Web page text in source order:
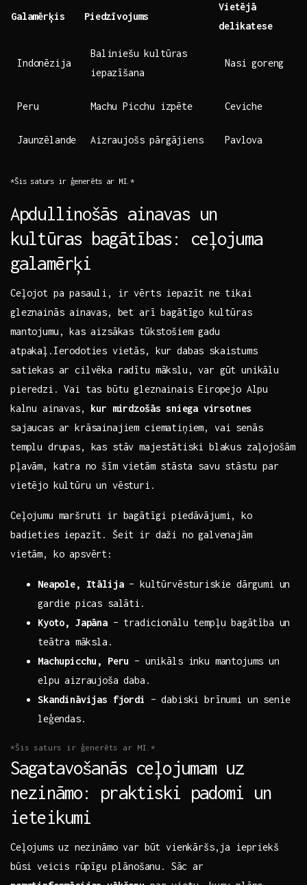
Galamērķis Piedzīvojums
Vietējā
delikatese
Indonēzija
Baliniešu kultūras
iepazīšana
Nasi goreng
Peru Machu Picchu⁢ izpēte Ceviche
Jaunzēlande Aizraujošs ‌pārgājiens Pavlova
*Šis saturs ir ģenerēts ar MI.*
Apdullinošās ainavas un
kultūras bagātības: ceļojuma
galamērķi
Ceļojot ‌pa pasauli, ir vērts iepazīt ne⁢ tikai
gleznainās⁢ ainavas, bet arī bagātīgo⁤ kultūras
mantojumu, kas⁢ aizsākas tūkstošiem gadu
atpakaļ.Ierodoties ‍vietās, kur dabas skaistums
satiekas ar cilvēka radītu mākslu, var gūt unikālu
pieredzi. Vai tas ‍būtu gleznainais ⁢Eiropejo Alpu
⁤kalnu ainavas, kur mirdzošās⁣ sniega ⁣virsotnes
sajaucas ar‍ krāsainajiem ciematiņiem,‌ vai senās
templu drupas, kas ‍stāv majestātiski ⁢blakus ​zaļojošām
pļavām, katra ⁤no šīm vietām⁣ stāsta savu stāstu par
vietējo‍ kultūru un vēsturi.
Ceļojumu maršruti ir bagātīgi piedāvājumi, ​ko
‍badieties iepazīt. Šeit ir daži no ⁣galvenajām
vietām, ko apsvērt:
Neapole, Itālija– kultūrvēsturiskie ⁢dārgumi un⁢
gardie picas salāti.
Kyoto, ​Japāna– tradicionālu tempļu ⁢bagātība un
teātra ⁣māksla.
Machupicchu, Peru – ‍unikāls inku mantojums un
elpu aizraujoša daba.
Skandināvijas fjordi
– ‌dabiski ‍brīnumi un senie
leģendas.
*Šis saturs ir‍ ģenerēts ar MI.*
Sagatavošanās ⁢ceļojumam​ uz
nezināmo: praktiski padomi un
ieteikumi
Ceļojums ⁣uz ⁢nezināmo ‍var būt vienkāršs,ja iepriekš
⁢būsi veicis ⁣rūpīgu⁢ plānošanu. Sāc ​ar